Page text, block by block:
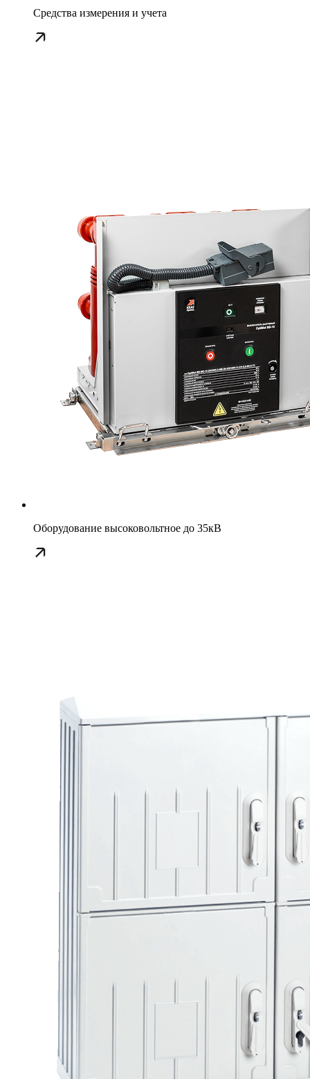
Средства измерения и учета
Оборудование высоковольтное до 35кВ